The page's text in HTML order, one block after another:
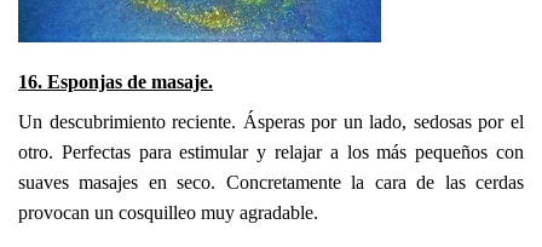
16. Esponjas de masaje.
Un descubrimiento reciente. Ásperas por un lado, sedosas por el
otro. Perfectas para estimular y relajar a los más pequeños con
suaves masajes en seco. Concretamente la cara de las cerdas
provocan un cosquilleo muy agradable.